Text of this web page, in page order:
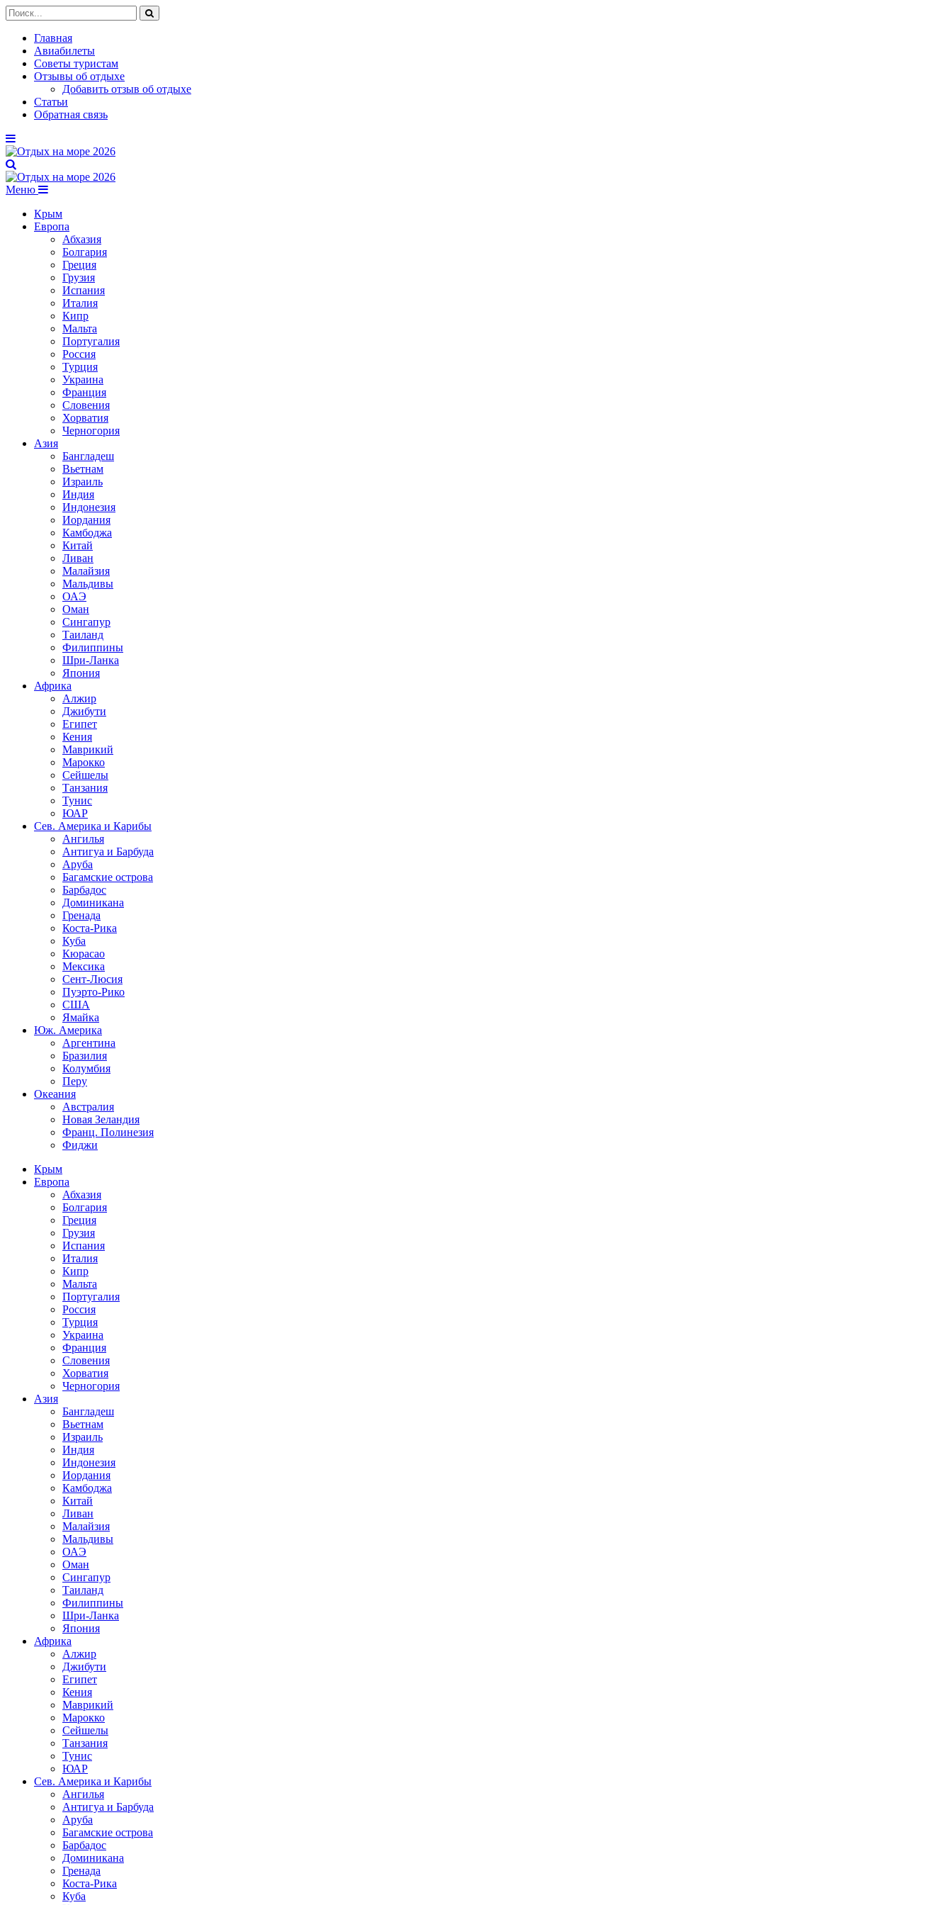
Главная
Авиабилеты
Советы туристам
Отзывы об отдыхе
Добавить отзыв об отдыхе
Статьи
Обратная связь
Меню
Крым
Европа
Абхазия
Болгария
Греция
Грузия
Испания
Италия
Кипр
Мальта
Португалия
Россия
Турция
Украина
Франция
Словения
Хорватия
Черногория
Азия
Бангладеш
Вьетнам
Израиль
Индия
Индонезия
Иордания
Камбоджа
Китай
Ливан
Малайзия
Мальдивы
ОАЭ
Оман
Сингапур
Таиланд
Филиппины
Шри-Ланка
Япония
Африка
Алжир
Джибути
Египет
Кения
Маврикий
Марокко
Сейшелы
Танзания
Тунис
ЮАР
Сев. Америка и Карибы
Ангилья
Антигуа и Барбуда
Аруба
Багамские острова
Барбадос
Доминикана
Гренада
Коста-Рика
Куба
Кюрасао
Мексика
Сент-Люсия
Пуэрто-Рико
США
Ямайка
Юж. Америка
Аргентина
Бразилия
Колумбия
Перу
Океания
Австралия
Новая Зеландия
Франц. Полинезия
Фиджи
Крым
Европа
Абхазия
Болгария
Греция
Грузия
Испания
Италия
Кипр
Мальта
Португалия
Россия
Турция
Украина
Франция
Словения
Хорватия
Черногория
Азия
Бангладеш
Вьетнам
Израиль
Индия
Индонезия
Иордания
Камбоджа
Китай
Ливан
Малайзия
Мальдивы
ОАЭ
Оман
Сингапур
Таиланд
Филиппины
Шри-Ланка
Япония
Африка
Алжир
Джибути
Египет
Кения
Маврикий
Марокко
Сейшелы
Танзания
Тунис
ЮАР
Сев. Америка и Карибы
Ангилья
Антигуа и Барбуда
Аруба
Багамские острова
Барбадос
Доминикана
Гренада
Коста-Рика
Куба